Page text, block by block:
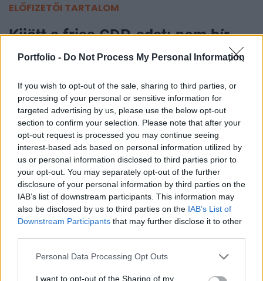
Portfolio - Do Not Process My Personal Information
If you wish to opt-out of the sale, sharing to third parties, or
processing of your personal or sensitive information for
targeted advertising by us, please use the below opt-out
section to confirm your selection. Please note that after your
opt-out request is processed you may continue seeing
interest-based ads based on personal information utilized by
us or personal information disclosed to third parties prior to
your opt-out. You may separately opt-out of the further
disclosure of your personal information by third parties on the
IAB’s list of downstream participants. This information may
also be disclosed by us to third parties on the IAB’s List of
Downstream Participants that may further disclose it to other
Personal Data Processing Opt Outs
I want to opt-out of the Sharing of my
ELŐFIZETŐI TARTALOM
Kijött a friss GDP-adat: nem bír
talpra állni Európa
Portfolio
2024. január 30. 11:02
A várt visszaesés helyett stagnált az eurózóna
gazdasága a negyedik negyedévben, de ez csak
kis vigasz: a kontinens már hosszú negyedévek
óta nem képes talpra állni, a GDP az elmúlt másfél
évben stagnált.
Stagnált 2023 negyedik negyedévében az eurózóna
gazdasága negyedéves bázison, ez derül ki az Eurostat
friss közléséből. Az elemzők minimális, 0,1%-os
visszaesésre számítottak, a valóság ennél némileg jobb